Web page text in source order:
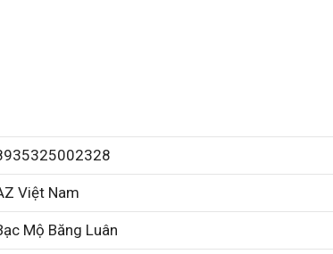
Việt Nam
Mộ Băng Luân